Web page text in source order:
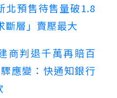
北預售待售量破1.8
斷層」賣壓最大
商判退千萬再賠百
應變：快通知銀行